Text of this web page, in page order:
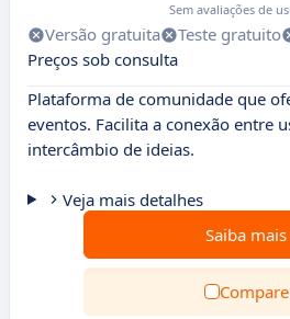
Sem avaliações de
Versão gratuita Teste gratuito
Preços sob consulta
Plataforma de comunidade que
eventos. Facilita a conexão entre
intercâmbio de ideias.
Veja mais detalhes
Saiba mais
Compare